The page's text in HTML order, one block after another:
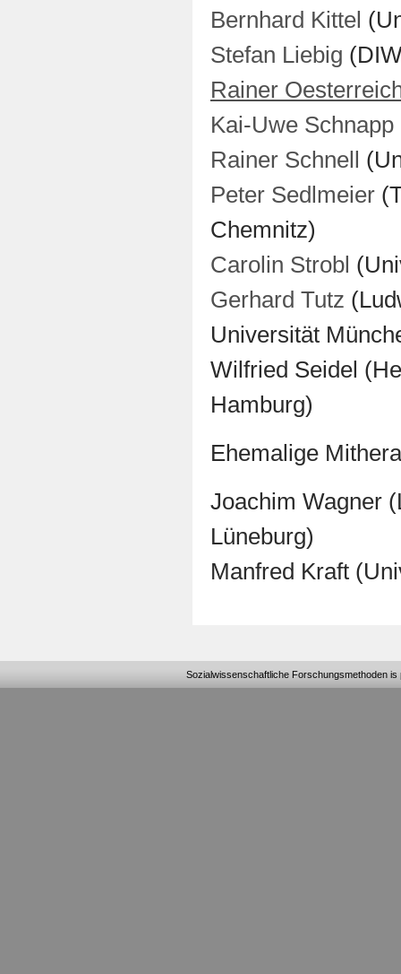
Bernhard Kittel
Stefan Liebig
Rainer
Kai-Uwe Schnapp
Rainer Schnell
Peter Sedlmeier
Chemnitz)
Carolin Strobl
Gerhard Tutz
Universität
Wilfried Seidel
Hamburg)
Ehemalige
Joachim Wagner
Lüneburg)
Manfred Kraft
Sozialwissenschaftliche Forschungsmethodenis